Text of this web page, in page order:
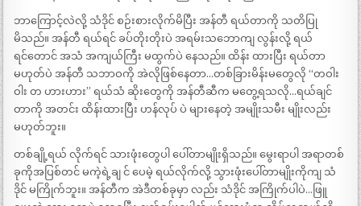
ဘာကြောင့်လဲလို့ သံဒိုင် စဉ်းစားလိုက်မိပြီး အန်တီ ရယ်တာကို သတိပြု
မိသည်။ အန်တီ ရယ်ရင် ခပ်တိုးတိုးပဲ အရမ်းသဘောကျ လွန်းလို့ ရယ်
ရင်တောင် အသံ အကျယ်ကြီး မထွက်ပဲ နေသည်။ ထိန်း ထားပြီး ရယ်တာ
မဟုတ်ပဲ အန်တီ သဘာဝကို အဲလိုဖြစ်နေတာ…တစ်ခြားမိန်းမတွေလို “တဝါး
ဝါး တ ဟားဟား” ရယ်သံ ဆိုးတွေကို အန်တီဆီက မတွေ့ရသလို…ရယ်ချင်
တာကို အတင်း ထိန်းထားပြီး ဟန်လုပ် ပဲ များနေတဲ့ အမျိုးသမီး မျိုးလည်း
မဟုတ်ဘူး။
တစ်ချို့ရယ် လိုက်ရင် သားဖုံးတွေပါ ပေါ်တာမျိုးရှိသည်။ မွေးရာပါ အရာတစ်
ခုကိုအပြစ်တင် မကဲ့ရဲ့ချ င် ပေမဲ့ ရယ်လိုက်လို့ သွားဖုံးပေါ်တာမျိုးကိုကျ သံ
ဒိုင် မကြိုက်ဘူး။ အန်တီက အဲဒီတစ်ခုမှာ လည်း သံဒိုင် အကြိုက်ပါပဲ…ဖြူ